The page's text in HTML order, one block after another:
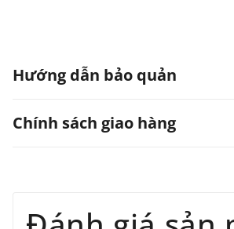
Hướng dẫn bảo quản
Hạn chế sản phẩm bị thấm nước.
phẩm.
Chính sách giao hàng
đơn hàng mà quý khách đặt với